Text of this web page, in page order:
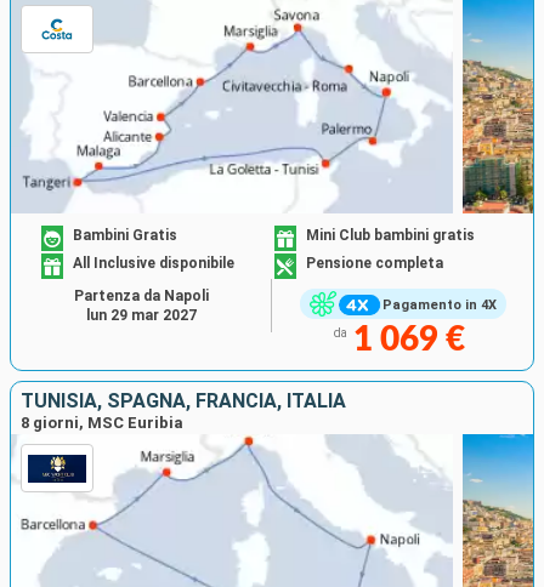
Pagamento in 4X
Bambini Gratis
Mini Club bambini gratis
All Inclusive disponibile
Pensione completa
da 1 069 €
Partenza da Napoli
lun 29 mar 2027
TUNISIA, SPAGNA, FRANCIA, ITALIA
8 giorni, MSC Euribia